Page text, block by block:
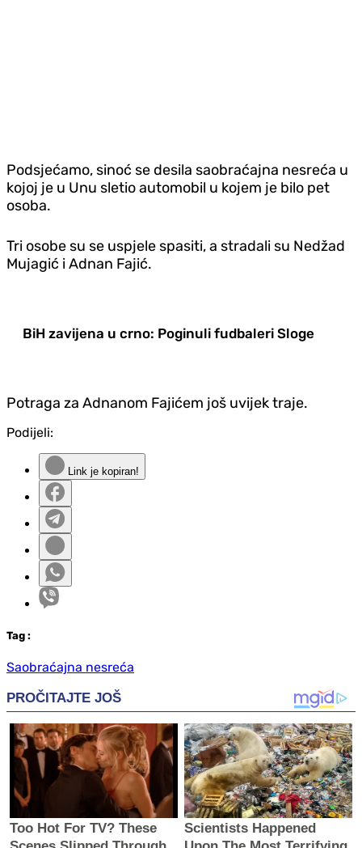
Podsjećamo, sinoć se desila saobraćajna nesreća u
kojoj je u Unu sletio automobil u kojem je bilo pet
osoba.
Tri osobe su se uspjele spasiti, a stradali su Nedžad
Mujagić i Adnan Fajić.
BiH zavijena u crno: Poginuli fudbaleri Sloge
Potraga za Adnanom Fajićem još uvijek traje.
Podijeli:
Link je kopiran!
Tag :
Saobraćajna nesreća